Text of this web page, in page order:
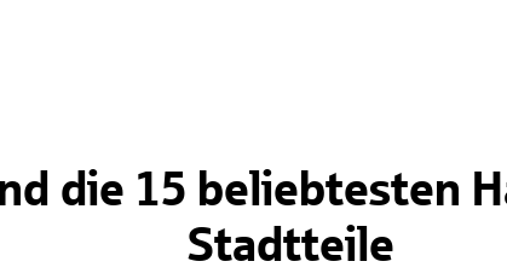
die 15 beliebtesten
Stadtteile